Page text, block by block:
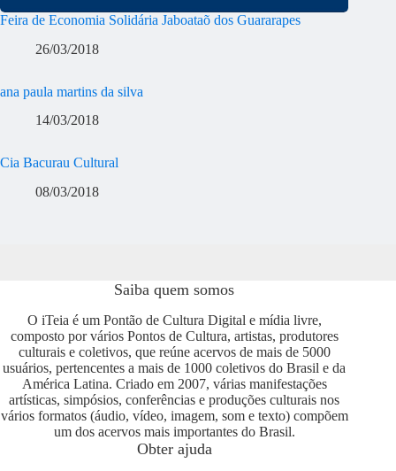
Feira de Economia Solidária Jaboataõ dos Guararapes
26/03/2018
ana paula martins da silva
14/03/2018
Cia Bacurau Cultural
08/03/2018
Saiba quem somos
O iTeia é um Pontão de Cultura Digital e mídia livre,
composto por vários Pontos de Cultura, artistas, produtores
culturais e coletivos, que reúne acervos de mais de 5000
usuários, pertencentes a mais de 1000 coletivos do Brasil e da
América Latina. Criado em 2007, várias manifestações
artísticas, simpósios, conferências e produções culturais nos
vários formatos (áudio, vídeo, imagem, som e texto) compõem
um dos acervos mais importantes do Brasil.
Obter ajuda